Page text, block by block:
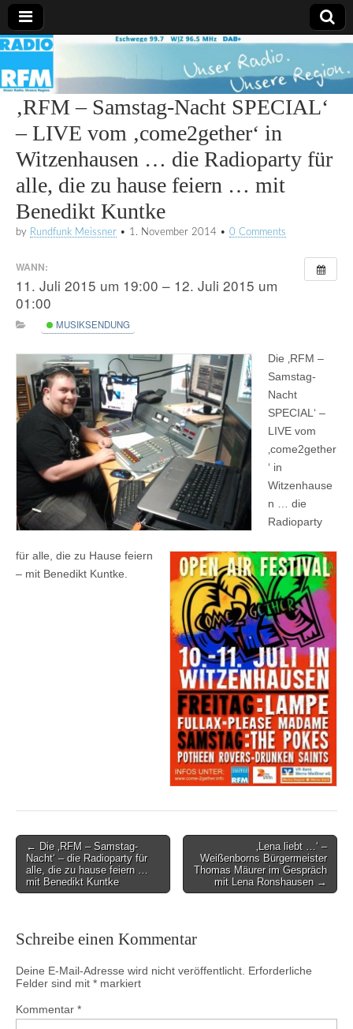
Radio
RFM
‚RFM – Samstag-Nacht SPECIAL‘
– LIVE vom ‚come2gether‘ in
Witzenhausen … die Radioparty für
alle, die zu hause feiern … mit
Benedikt Kuntke
by Rundfunk Meissner • 1. November 2014 • 0 Comments
WANN:
11. Juli 2015 um 19:00 – 12. Juli 2015 um
01:00
MUSIKSENDUNG
Die ‚RFM –
Samstag-
Nacht
SPECIAL‘ –
LIVE vom
‚come2gether
‘ in
Witzenhause
n … die
Radioparty
für alle, die zu Hause feiern
– mit Benedikt Kuntke.
Post
navigation
← Die ‚RFM – Samstag-
Nacht‘ – die Radioparty für
alle, die zu hause feiern …
mit Benedikt Kuntke
‚Lena liebt …‘ –
Weißenborns Bürgermeister
Thomas Mäurer im Gespräch
mit Lena Ronshausen →
Schreibe einen Kommentar
Deine E-Mail-Adresse wird nicht veröffentlicht. Erforderliche
Felder sind mit * markiert
Kommentar *